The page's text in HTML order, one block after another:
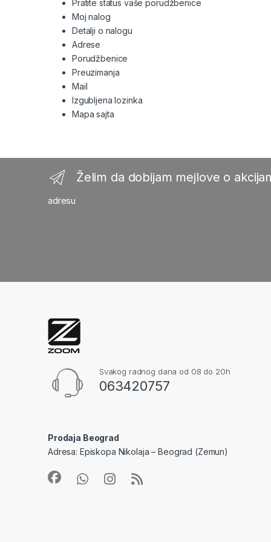
Pratite status vaše porudžbenice
Moj nalog
Detalji o nalogu
Adrese
Porudžbenice
Preuzimanja
Mail
Izgubljena lozinka
Mapa sajta
Želim da dobijam mejlove o
adresu
Svakog radnog dana od 08 do 20h
063420757
Prodaja Beograd
Adresa: Episkopa Nikolaja – Beograd (Zemun)